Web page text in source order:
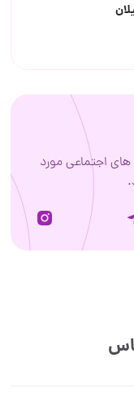
اجتماعی مورد